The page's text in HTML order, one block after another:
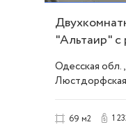
"Альтаир"
Программы.
Одесская
69 м2 1